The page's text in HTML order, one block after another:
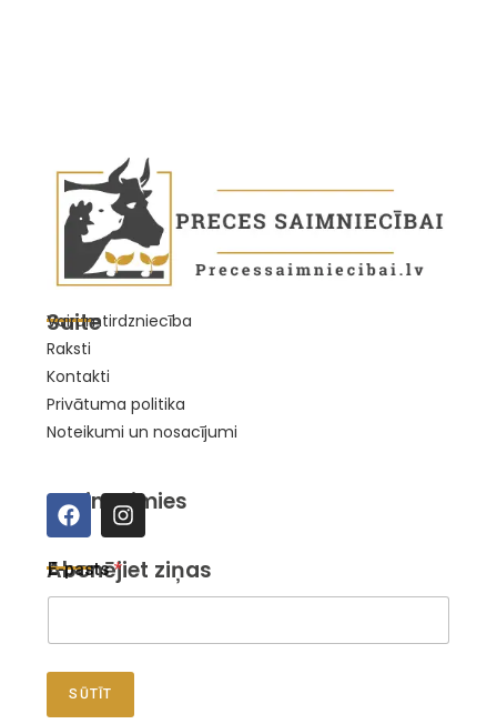
Saite
Vairumtirdzniecība
Raksti
Kontakti
Privātuma politika
Noteikumi un nosacījumi
Sazināsimies
Abonējiet ziņas
-
p
s
E-pasts*
SŪTĪT